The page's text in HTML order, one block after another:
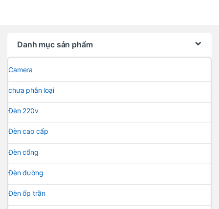
Danh mục sản phẩm
Camera
chưa phân loại
Đèn 220v
Đèn cao cấp
Đèn cổng
Đèn đường
Đèn ốp trần